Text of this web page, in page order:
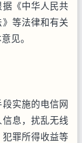
《中华人民共
等法律和有关
见。
实施的电信网
息，扰乱无线
罪所得收益等